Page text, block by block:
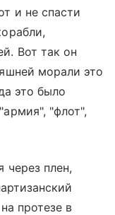
и не спасти
Вот так он
морали это
это было
"флот",
через плен,
протезе в